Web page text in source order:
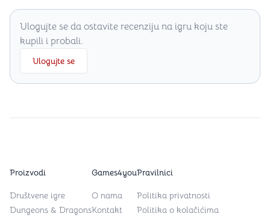
Ulogujte se da ostavite recenziju na igru koju ste
kupili i probali.
Ulogujte se
Proizvodi
Društvene igre
Dungeons & Dragons
Games4you
O nama
Kontakt
Pravilnici
Politika privatnosti
Politika o kolačićima